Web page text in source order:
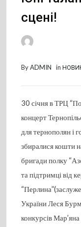
сцені!
ByADMIN in
30 січня в ТРЦ
концерт
для тернополян і
збиралися кошти
бригади полку
та підтримці від
України Леся
конкурсів